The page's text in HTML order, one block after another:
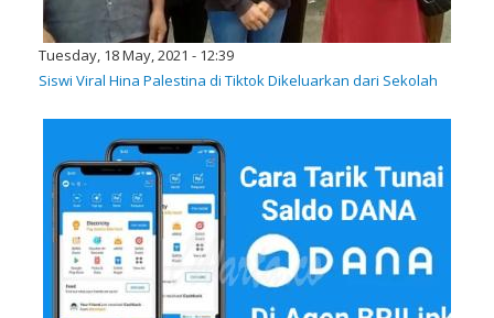
Tuesday, 18 May, 2021 - 12:39
Siswi Viral Hina Palestina di Tiktok Dikeluarkan dari Sekolah